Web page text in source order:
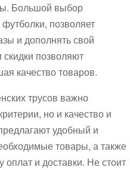
Большой выбор
позволяет
и дополнять свой
позволяют
качество товаров.
трусов важно
но и качество и
удобный и
товары, а также
и доставки. Не стоит